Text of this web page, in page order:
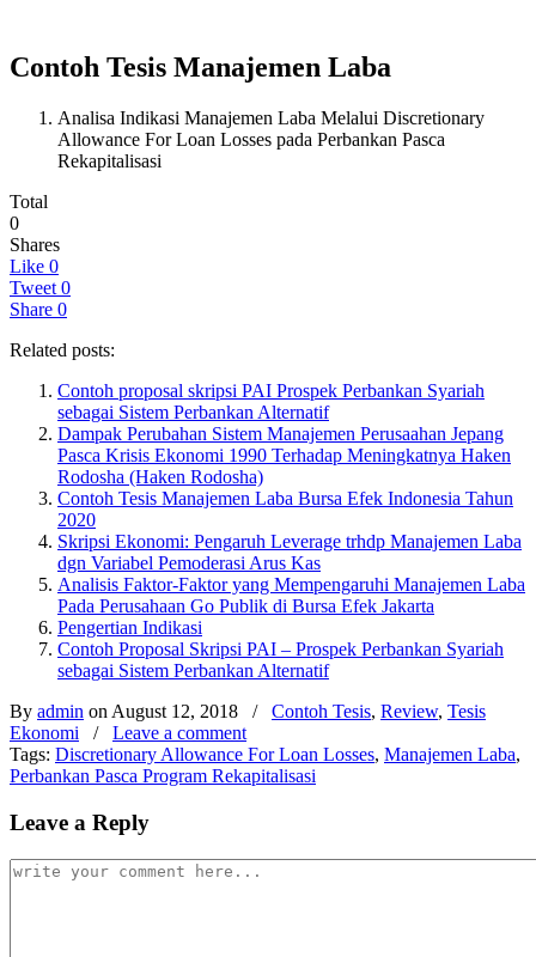
Contoh Tesis Manajemen Laba
Analisa Indikasi Manajemen Laba Melalui Discretionary
Allowance For Loan Losses pada Perbankan Pasca
Rekapitalisasi
Total
0
Shares
Like 0
Tweet 0
Share 0
Related posts:
Contoh proposal skripsi PAI Prospek Perbankan Syariah
sebagai Sistem Perbankan Alternatif
Dampak Perubahan Sistem Manajemen Perusaahan Jepang
Pasca Krisis Ekonomi 1990 Terhadap Meningkatnya Haken
Rodosha (Haken Rodosha)
Contoh Tesis Manajemen Laba Bursa Efek Indonesia Tahun
2020
Skripsi Ekonomi: Pengaruh Leverage trhdp Manajemen Laba
dgn Variabel Pemoderasi Arus Kas
Analisis Faktor-Faktor yang Mempengaruhi Manajemen Laba
Pada Perusahaan Go Publik di Bursa Efek Jakarta
Pengertian Indikasi
Contoh Proposal Skripsi PAI – Prospek Perbankan Syariah
sebagai Sistem Perbankan Alternatif
By admin on August 12, 2018 / Contoh Tesis, Review, Tesis
Ekonomi
/ Leave a comment
Tags: Discretionary Allowance For Loan Losses, Manajemen Laba,
Perbankan Pasca Program Rekapitalisasi
Leave a Reply